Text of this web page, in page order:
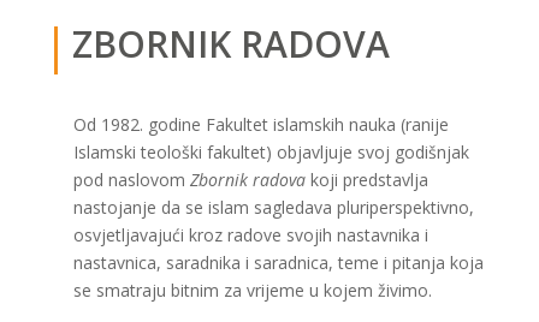
ZBORNIK RADOVA
Od 1982. godine Fakultet islamskih nauka (ranije
Islamski teološki fakultet) objavljuje svoj godišnjak
pod naslovom Zbornik radova koji predstavlja
nastojanje da se islam sagledava pluriperspektivno,
osvjetljavajući kroz radove svojih nastavnika i
nastavnica, saradnika i saradnica, teme i pitanja koja
se smatraju bitnim za vrijeme u kojem živimo.